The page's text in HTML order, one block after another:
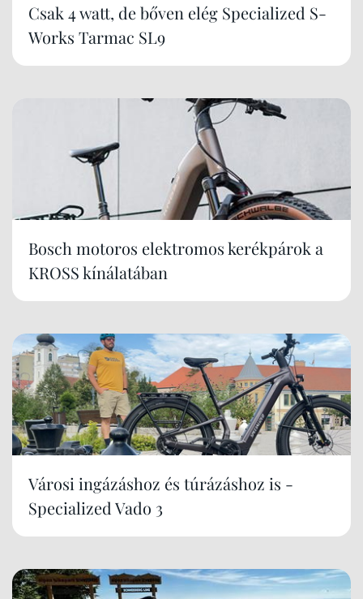
Csak 4 watt, de bőven elég Specialized S-
Works Tarmac SL9
Bosch motoros elektromos kerékpárok a
KROSS kínálatában
Városi ingázáshoz és túrázáshoz is -
Specialized Vado 3